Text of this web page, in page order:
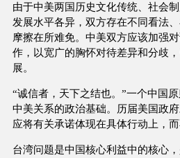
由于中美两国历史文化传统、社会
发展水平各异，双方存在不同看法
摩擦在所难免。中美双方应该加强
作，以宽广的胸怀对待差异和分歧
展。
“诚信者，天下之结也。”一个中国
中美关系的政治基础。历届美国政
应将有关承诺体现在具体行动上，而
台湾问题是中国核心利益中的核心